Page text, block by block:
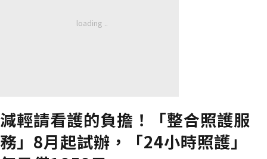
減輕請看護的負擔！「整合照護服
務」8月起試辦，「24小時照護」